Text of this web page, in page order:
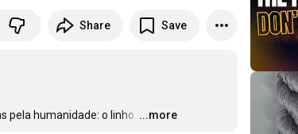
Share Save
pela humanidade: o linho. …
...more